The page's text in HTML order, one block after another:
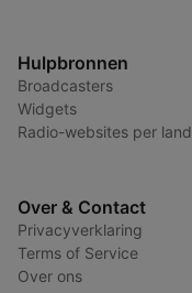
Hulpbronnen
Broadcasters
Widgets
Radio-websites per land
Over & Contact
Privacyverklaring
Terms of Service
Over ons